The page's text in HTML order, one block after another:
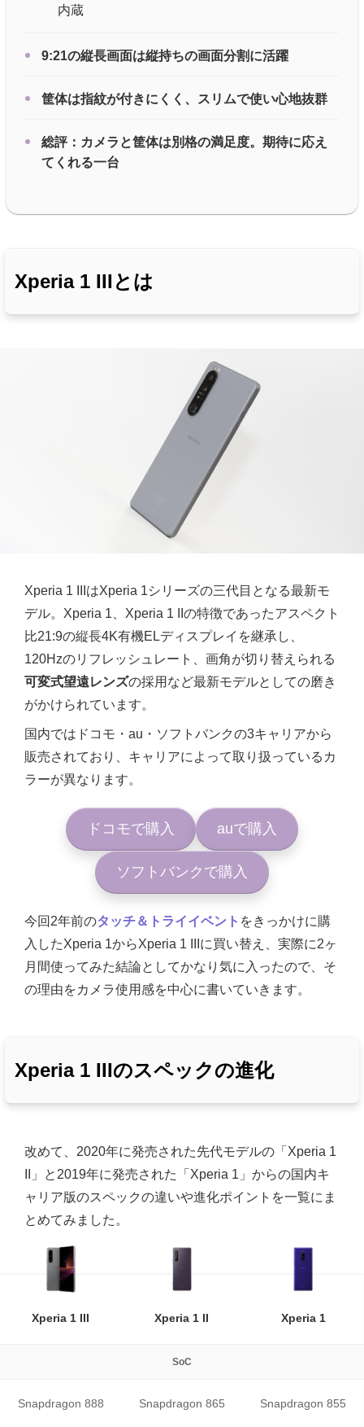
内蔵
9:21の縦長画面は縦持ちの画面分割に活躍
筐体は指紋が付きにくく、スリムで使い心地抜群
総評：カメラと筐体は別格の満足度。期待に応え
てくれる一台
Xperia 1 IIIとは
Xperia 1 IIIはXperia 1シリーズの三代目となる最新モ
デル。Xperia 1、Xperia 1 IIの特徴であったアスペクト
比21:9の縦長4K有機ELディスプレイを継承し、
120Hzのリフレッシュレート、画角が切り替えられる
可変式望遠レンズの採用など最新モデルとしての磨き
がかけられています。
国内ではドコモ・au・ソフトバンクの3キャリアから
販売されており、キャリアによって取り扱っているカ
ラーが異なります。
ドコモで購入 auで購入
ソフトバンクで購入
今回2年前のタッチ＆トライイベント をきっかけに購
入したXperia 1からXperia 1 IIIに買い替え、実際に2ヶ
月間使ってみた結論としてかなり気に入ったので、そ
の理由をカメラ使用感を中心に書いていきます。
Xperia 1 IIIのスペックの進化
改めて、2020年に発売された先代モデルの「Xperia 1
II」と2019年に発売された「Xperia 1」からの国内キ
ャリア版のスペックの違いや進化ポイントを一覧にま
とめてみました。
Xperia 1 III Xperia 1 II Xperia 1
SoC
Snapdragon 888 Snapdragon 865 Snapdragon 855